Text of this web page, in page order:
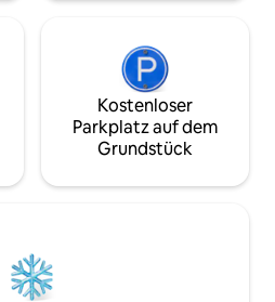
Kostenloser
Parkplatz auf dem
Grundstück